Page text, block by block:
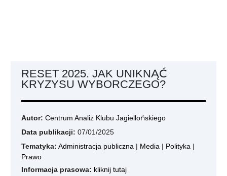
RESET 2025. JAK UNIKNĄĆ
KRYZYSU WYBORCZEGO?
Autor: Centrum Analiz Klubu Jagiellońskiego
Data publikacji: 07/01/2025
Tematyka: Administracja publiczna | Media | Polityka |
Prawo
Informacja prasowa: kliknij tutaj